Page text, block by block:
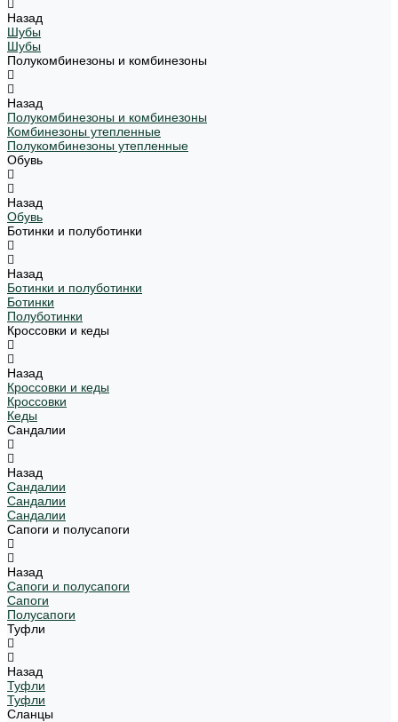
Назад
Шубы
Шубы
Полукомбинезоны и комбинезоны
Назад
Полукомбинезоны и комбинезоны
Комбинезоны утепленные
Полукомбинезоны утепленные
Обувь
Назад
Обувь
Ботинки и полуботинки
Назад
Ботинки и полуботинки
Ботинки
Полуботинки
Кроссовки и кеды
Назад
Кроссовки и кеды
Кроссовки
Кеды
Сандалии
Назад
Сандалии
Сандалии
Сандалии
Сапоги и полусапоги
Назад
Сапоги и полусапоги
Сапоги
Полусапоги
Туфли
Назад
Туфли
Туфли
Сланцы